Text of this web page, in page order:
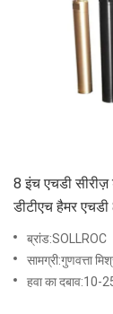
8 इंच एचडी
डीटीएच हैमर
ब्रांड:SOLLROC
सामग्री:गुणवत्ता
हवा का दबाव:10-